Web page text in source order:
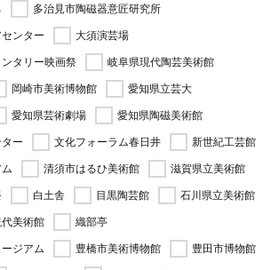
多治見市陶磁器意匠研究所
ンター
大須演芸場
タリー映画祭
岐阜県現代陶芸美術館
岡崎市美術博物館
愛知県立芸大
愛知県芸術劇場
愛知県陶磁美術館
ー
文化フォーラム春日井
新世紀工芸館
清須市はるひ美術館
滋賀県立美術館
白土舎 目黒陶芸館
石川県立美術館
美術館
織部亭
ジアム
豊橋市美術博物館
豊田市博物館